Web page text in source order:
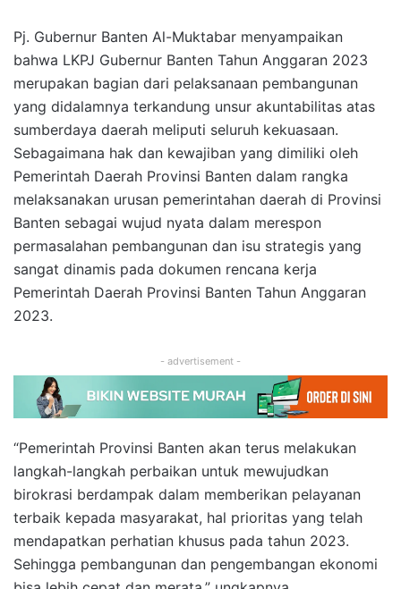
Pj. Gubernur Banten Al-Muktabar menyampaikan
bahwa LKPJ Gubernur Banten Tahun Anggaran 2023
merupakan bagian dari pelaksanaan pembangunan
yang didalamnya terkandung unsur akuntabilitas atas
sumberdaya daerah meliputi seluruh kekuasaan.
Sebagaimana hak dan kewajiban yang dimiliki oleh
Pemerintah Daerah Provinsi Banten dalam rangka
melaksanakan urusan pemerintahan daerah di Provinsi
Banten sebagai wujud nyata dalam merespon
permasalahan pembangunan dan isu strategis yang
sangat dinamis pada dokumen rencana kerja
Pemerintah Daerah Provinsi Banten Tahun Anggaran
2023.
- advertisement -
“Pemerintah Provinsi Banten akan terus melakukan
langkah-langkah perbaikan untuk mewujudkan
birokrasi berdampak dalam memberikan pelayanan
terbaik kepada masyarakat, hal prioritas yang telah
mendapatkan perhatian khusus pada tahun 2023.
Sehingga pembangunan dan pengembangan ekonomi